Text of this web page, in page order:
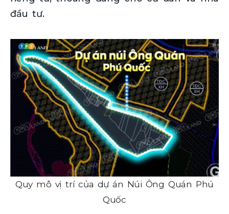
đầu tư.
Quy mô vị trí của dự án Núi Ông Quán Phú
Quốc